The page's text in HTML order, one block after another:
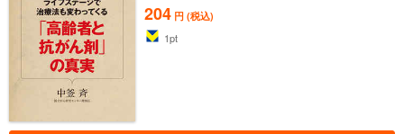
204 円 (税込)
1pt